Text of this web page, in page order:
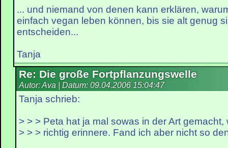
... und niemand von denen kann erklären,
einfach vegan leben können, bis sie alt genug
entscheiden...
Tanja
Re: Die große Fortpflanzungswelle
Autor: Ava | Datum: 09.04.2006 15:04:47
Tanja schrieb:
> > > Peta hat ja mal sowas in der Art gemacht,
> > > richtig erinnere. Fand ich aber nicht so